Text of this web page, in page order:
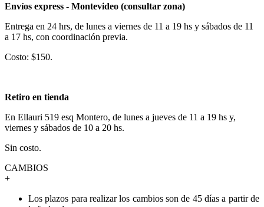
Envíos express - Montevideo (consultar zona)
Entrega en 24 hrs, de lunes a viernes de 11 a 19 hs y sábados de 11
a 17 hs, con coordinación previa.
Costo: $150.
Retiro en tienda
En Ellauri 519 esq Montero, de lunes a jueves de 11 a 19 hs y,
viernes y sábados de 10 a 20 hs.
Sin costo.
CAMBIOS
+
Los plazos para realizar los cambios son de 45 días a partir de